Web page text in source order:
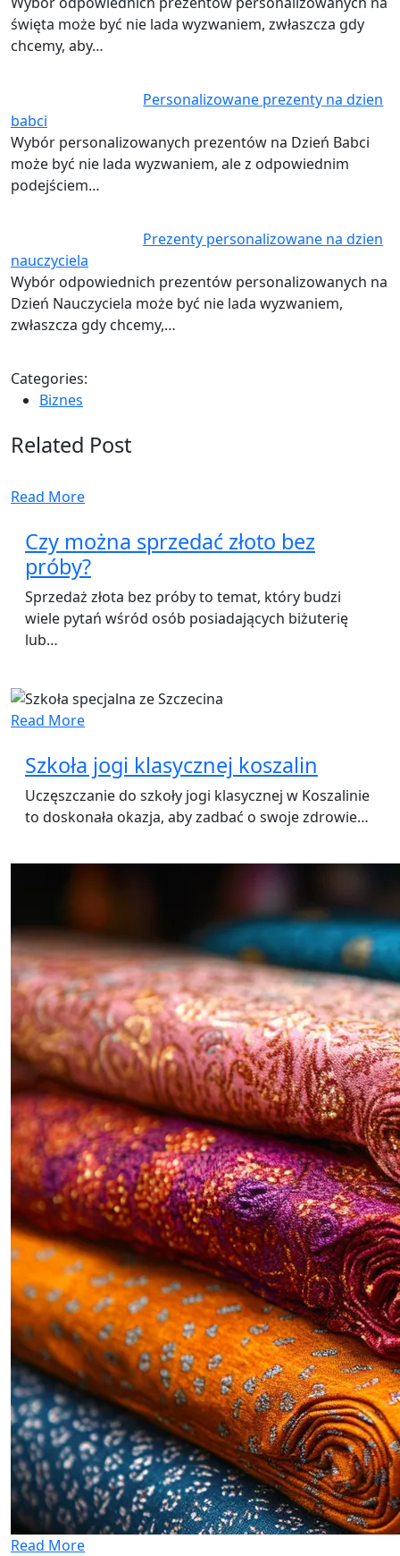
święta może być nie lada wyzwaniem, zwłaszcza gdy
chcemy, aby…
Personalizowane prezenty na dzien
babci
Wybór personalizowanych prezentów na Dzień Babci
może być nie lada wyzwaniem, ale z odpowiednim
podejściem…
Prezenty personalizowane na dzien
nauczyciela
Wybór odpowiednich prezentów personalizowanych na
Dzień Nauczyciela może być nie lada wyzwaniem,
zwłaszcza gdy chcemy,…
Categories:
Biznes
Related Post
Read More
Czy można sprzedać złoto bez
próby?
Sprzedaż złota bez próby to temat, który budzi
wiele pytań wśród osób posiadających biżuterię
lub…
Read More
Szkoła jogi klasycznej koszalin
Uczęszczanie do szkoły jogi klasycznej w Koszalinie
to doskonała okazja, aby zadbać o swoje zdrowie…
Read More